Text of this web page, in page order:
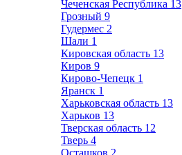
Чеченская Республика 13
Грозный 9
Гудермес 2
Шали 1
Кировская область 13
Киров 9
Кирово-Чепецк 1
Яранск 1
Харьковская область 13
Харьков 13
Тверская область 12
Тверь 4
Осташков 2